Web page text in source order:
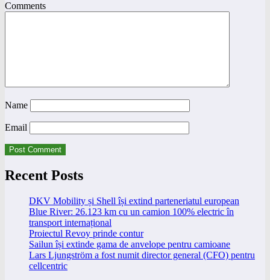
Comments
Name
Email
Recent Posts
DKV Mobility și Shell își extind parteneriatul european
Blue River: 26.123 km cu un camion 100% electric în
transport internațional
Proiectul Revoy prinde contur
Sailun își extinde gama de anvelope pentru camioane
Lars Ljungström a fost numit director general (CFO) pentru
cellcentric